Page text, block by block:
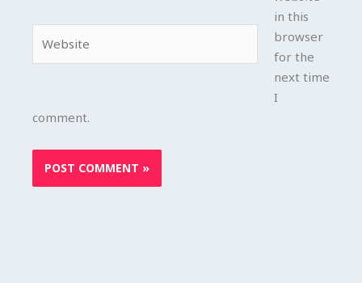
in this
browser
for the
next time
I
comment.